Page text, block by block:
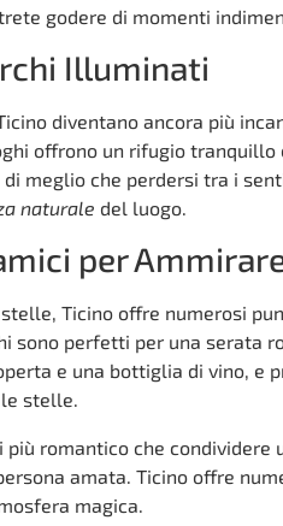
godere di momenti
Illuminati
diventano ancora più
offrono un rifugio
di meglio che perdersi tra i
naturale del luogo.
per
Ticino offre numerosi
sono perfetti per una serata
e una bottiglia di vino, e
stelle.
più romantico che
amata. Ticino offre
magica.